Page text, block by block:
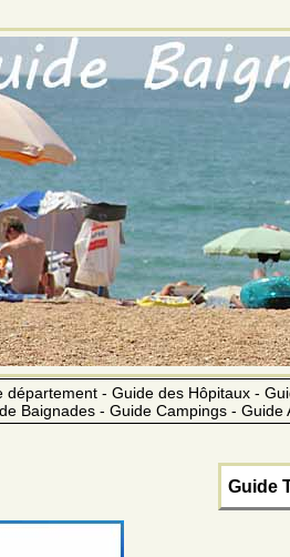
département - Guide des Hôpitaux -
Baignades - Guide Campings -
Guide